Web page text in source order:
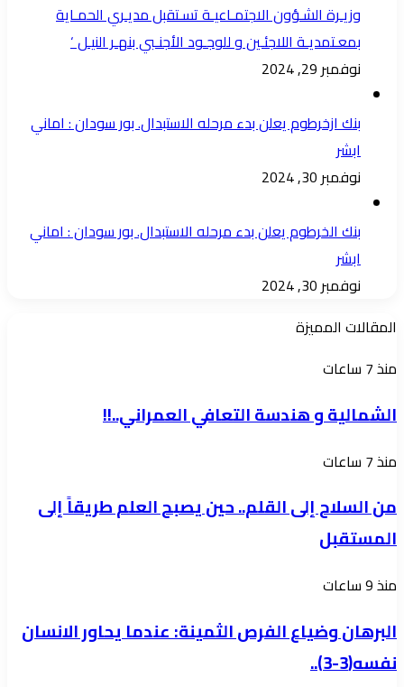
وزيـرة الشـؤون الاجتمـاعيـة تسـتقبل مديـري الحمـاية
بمعـتمديـة اللاجئـين و للوجـود الأجنـبي بنهـر النيـل ‘
نوفمبر 29, 2024
بنك ازخرطوم يعلن بدء مرحله الاستبدال. بور سودان : اماني
ابشر
نوفمبر 30, 2024
بنك الخرطوم يعلن بدء مرحله الاستبدال. بور سودان : اماني
ابشر
نوفمبر 30, 2024
المقالات المميزة
الشمالية
هندسة
العمراني..!!
منذ 7 ساعات
الشمالية و هندسة التعافي العمراني..!!
من
إلى
القلم..
يصبح
العلم
طريقاً
إلى
منذ 7 ساعات
من السلاح إلى القلم.. حين يصبح العلم طريقاً إلى
المستقبل
البرهان
الفرص
الثمينة:
منذ 9 ساعات
البرهان وضياع الفرص الثمينة: عندما يحاور الانسان
نفسه(3-3)..